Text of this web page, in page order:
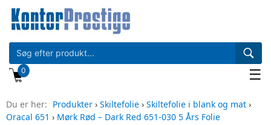
0 ☰
Du er her: Produkter › Skiltefolie › Skiltefolie i blank og mat ›
Oracal 651 › Mørk Rød – Dark Red 651-030 5 Års Folie